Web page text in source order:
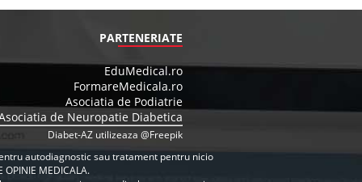
PARTENERIATE
EduMedical.ro
FormareMedicala.ro
Asociatia de Podiatrie
de Neuropatie Diabetica
Diabet-AZ utilizeaza @Freepik
autodiagnostic sau tratament pentru nicio
MEDICALA.